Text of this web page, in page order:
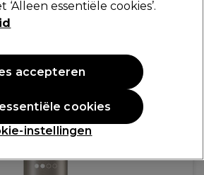
essentiële cookies’.
instellingen
cookies
accepteren